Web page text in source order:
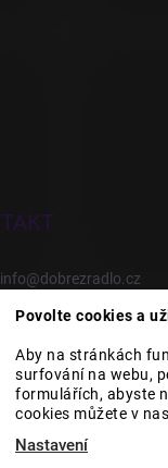
Povolte cookies a
Aby na stránkách
surfování na webu,
formulářích, abyste
cookies můžete v
Nastavení
info@dobrezradlo.cz
+420 777 209 586
Category